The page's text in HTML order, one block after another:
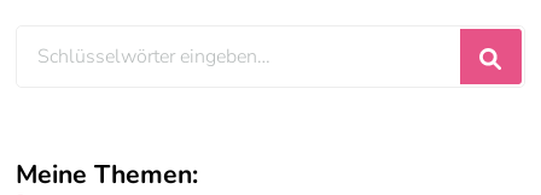
Suchst
Meine Themen: